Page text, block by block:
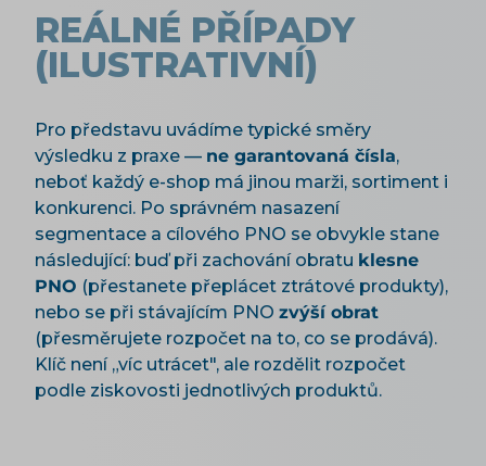
REÁLNÉ PŘÍPADY
(ILUSTRATIVNÍ)
Pro představu uvádíme typické směry
výsledku z praxe — ne garantovaná čísla,
neboť každý e-shop má jinou marži, sortiment i
konkurenci. Po správném nasazení
segmentace a cílového PNO se obvykle stane
následující: buď při zachování obratu klesne
PNO (přestanete přeplácet ztrátové produkty),
nebo se při stávajícím PNO zvýší obrat
(přesměrujete rozpočet na to, co se prodává).
Klíč není „víc utrácet", ale rozdělit rozpočet
podle ziskovosti jednotlivých produktů.